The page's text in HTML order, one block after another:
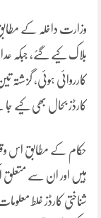
کارڈز بحال بھی کیے جا
ہیں اور ان سے متعلق
شناختی کارڈز غلط